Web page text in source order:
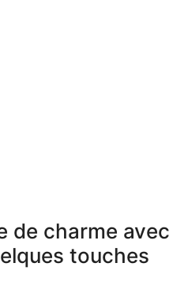
de charme avec
touches